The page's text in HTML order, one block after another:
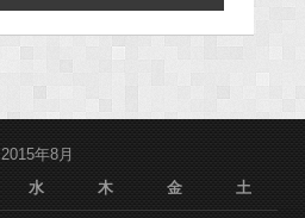
2015年8月
水 木 金 土